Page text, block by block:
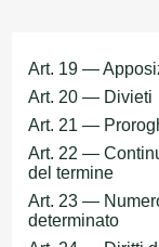
Art. 19 —
Art. 20 — Divieti
Art. 21 —
Art. 22 —
del termine
Art. 23 —
determinato